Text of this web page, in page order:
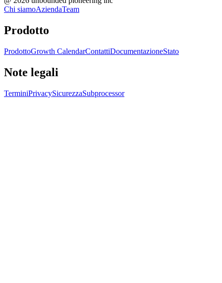
Chi siamoAziendaTeam
Prodotto
ProdottoGrowth CalendarContattiDocumentazioneStato
Note legali
TerminiPrivacySicurezzaSubprocessor